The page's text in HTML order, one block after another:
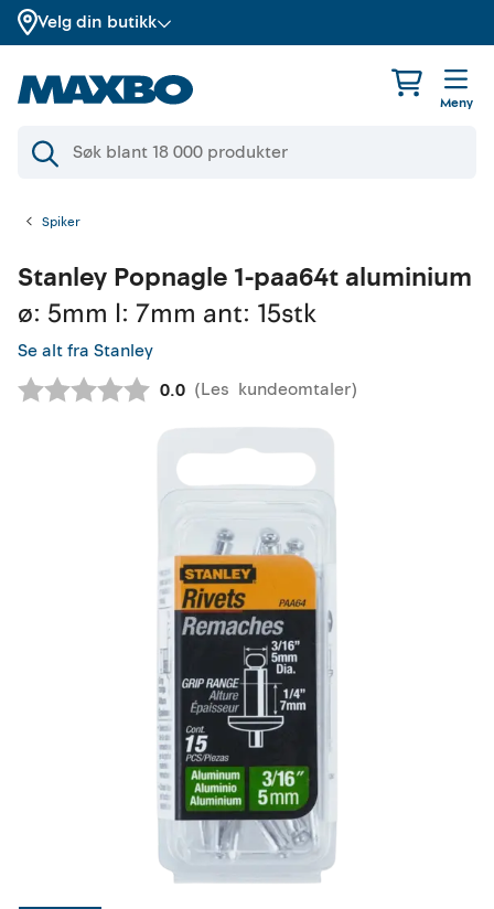
Velg din butikk
Meny
Spiker
Stanley Popnagle 1-paa64t aluminium
ø: 5mm l: 7mm ant: 15stk
Se alt fra Stanley
Gjennomsnittskarakter:
0.0 (Les kundeomtaler)